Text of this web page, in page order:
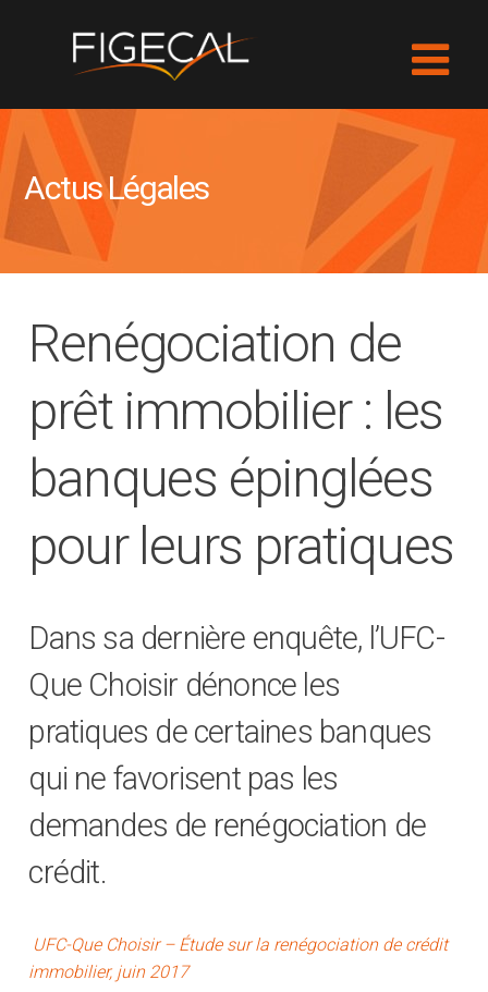
Actus Légales
Renégociation de
prêt immobilier : les
banques épinglées
pour leurs pratiques
Dans sa dernière enquête, l’UFC-
Que Choisir dénonce les
pratiques de certaines banques
qui ne favorisent pas les
demandes de renégociation de
crédit.
UFC-Que Choisir – Étude sur la renégociation de crédit
immobilier, juin 2017